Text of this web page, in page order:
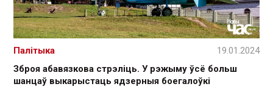
Зброя абавязкова стрэліць. У рэжыму ўсё больш
шанцаў выкарыстаць ядзерныя боегалоўкі
Палітыка 19.01.2024